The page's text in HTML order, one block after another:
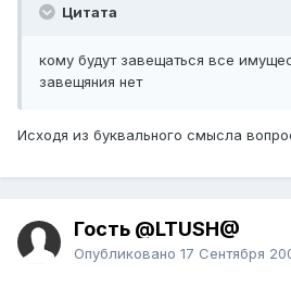
Цитата
кому будут завещаться все
завещяния нет
Исходя из буквального смысла
Гость @LTUSH@
Опубликовано 17 Сентября